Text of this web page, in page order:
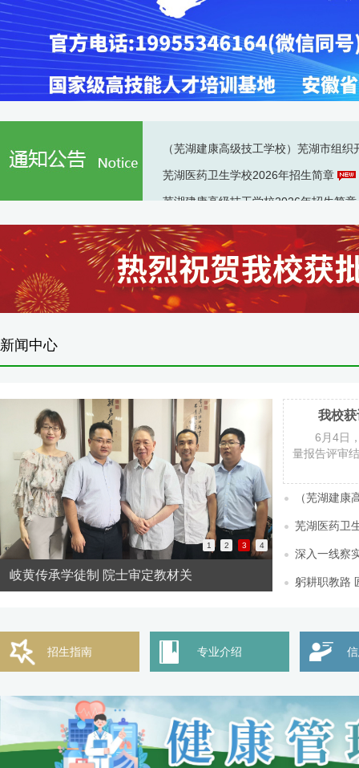
（芜湖建康高级技工学校）芜湖市组
芜湖医药卫生学校2026年招生简章
芜湖建康高级技工学校2026年招生简章
新闻中心
岐黄传承学徒制 院士审定教材关 学校喜获“
1 2 3 4
6月4日
量报告评审
（芜湖建
芜湖医药卫
深入一线察
躬耕职教路
招生指南 专业介绍